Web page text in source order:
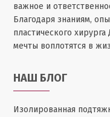
важное и
Благодаря знаниям,
пластического
мечты воплотятся в
НАШ БЛОГ
Изолированная